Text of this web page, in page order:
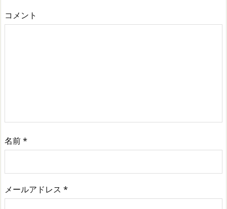
コメント
名前*
メールアドレス *